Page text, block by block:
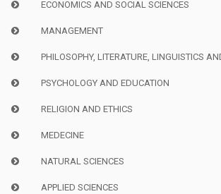
ECONOMICS AND SOCIAL SCIENCES
MANAGEMENT
PHILOSOPHY, LITERATURE, LINGUISTICS
PSYCHOLOGY AND EDUCATION
RELIGION AND ETHICS
MEDECINE
NATURAL SCIENCES
APPLIED SCIENCES